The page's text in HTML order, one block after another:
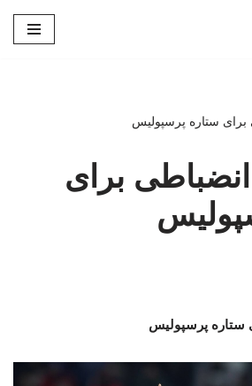
برای ستاره پرسپولیس
انضباطی برای
ستاره پرسپولیس